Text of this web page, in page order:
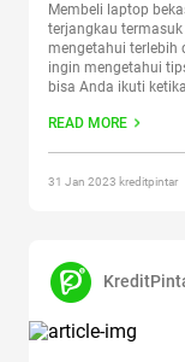
Membeli laptop
terjangkau
mengetahui terlebih
ingin mengetahui
bisa Anda ikuti
salahnya membeli
READ MORE
31 Jan 2023 kreditpintar